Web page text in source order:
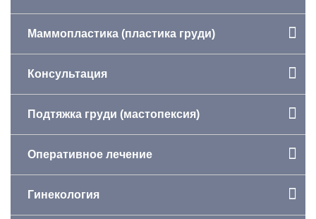
Маммопластика (пластика груди)
Консультация
Подтяжка груди (мастопексия)
Оперативное лечение
Гинекология